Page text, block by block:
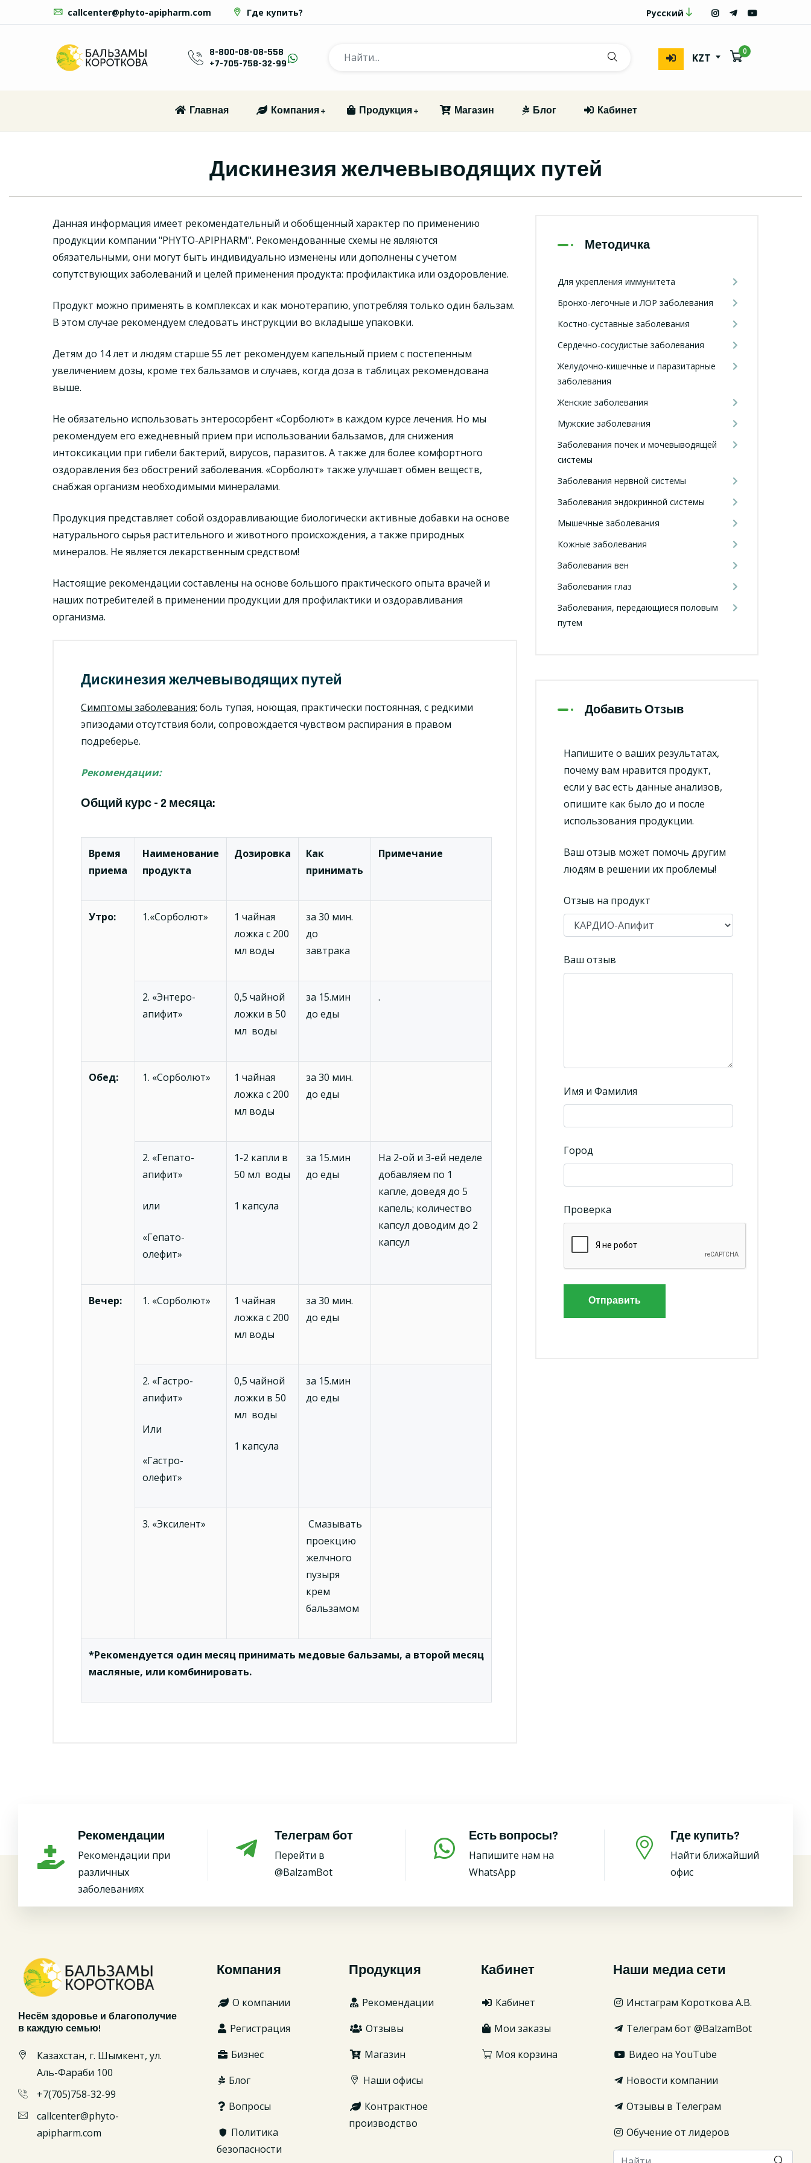
callcenter@phyto-apipharm.com Где купить? Русский
8-800-08-08-558
+7-705-758-32-99
KZT
0
Главная Компания Продукция Магазин Блог Кабинет
Дискинезия желчевыводящих путей
Данная информация имеет рекомендательный и обобщенный характер по применению
продукции компании "PHYTO-APIPHARM". Рекомендованные схемы не являются
обязательными, они могут быть индивидуально изменены или дополнены с учетом
сопутствующих заболеваний и целей применения продукта: профилактика или оздоровление.
Продукт можно применять в комплексах и как монотерапию, употребляя только один бальзам.
В этом случае рекомендуем следовать инструкции во вкладыше упаковки.
Детям до 14 лет и людям старше 55 лет рекомендуем капельный прием с постепенным
увеличением дозы, кроме тех бальзамов и случаев, когда доза в таблицах рекомендована
выше.
Не обязательно использовать энтеросорбент «Сорболют» в каждом курсе лечения. Но мы
рекомендуем его ежедневный прием при использовании бальзамов, для снижения
интоксикации при гибели бактерий, вирусов, паразитов. А также для более комфортного
оздоравления без обострений заболевания. «Сорболют» также улучшает обмен веществ,
снабжая организм необходимыми минералами.
Продукция представляет собой оздоравливающие биологически активные добавки на основе
натурального сырья растительного и животного происхождения, а также природных
минералов. Не является лекарственным средством!
Настоящие рекомендации составлены на основе большого практического опыта врачей и
наших потребителей в применении продукции для профилактики и оздоравливания
организма.
Дискинезия желчевыводящих путей
Симптомы заболевания: боль тупая, ноющая, практически постоянная, с редкими
эпизодами отсутствия боли, сопровождается чувством распирания в правом
подреберье.
Рекомендации:
Общий курс - 2 месяца:
Время
приема
Наименование
продукта
Дозировка
Как
принимать
Примечание
Утро: 1.«Сорболют»
1 чайная
ложка с 200
мл воды
за 30 мин.
до
завтрака
2. «Энтеро-
апифит»
0,5 чайной
ложки в 50
мл воды
за 15.мин
до еды
.
Обед: 1. «Сорболют»
1 чайная
ложка с 200
мл воды
за 30 мин.
до еды
2. «Гепато-
апифит»
или
«Гепато-
олефит»
1-2 капли в
50 мл воды
1 капсула
за 15.мин
до еды
На 2-ой и 3-ей неделе
добавляем по 1
капле, доведя до 5
капель; количество
капсул доводим до 2
капсул
Вечер: 1. «Сорболют»
1 чайная
ложка с 200
мл воды
за 30 мин.
до еды
2. «Гастро-
апифит»
Или
«Гастро-
олефит»
0,5 чайной
ложки в 50
мл воды
1 капсула
за 15.мин
до еды
3. «Эксилент»
Смазывать
проекцию
желчного
пузыря
крем
бальзамом
*Рекомендуется один месяц принимать медовые бальзамы, а второй месяц
масляные, или комбинировать.
Методичка
Для укрепления иммунитета
Бронхо-легочные и ЛОР заболевания
Костно-суставные заболевания
Сердечно-сосудистые заболевания
Желудочно-кишечные и паразитарные
заболевания
Женские заболевания
Мужские заболевания
Заболевания почек и мочевыводящей
системы
Заболевания нервной системы
Заболевания эндокринной системы
Мышечные заболевания
Кожные заболевания
Заболевания вен
Заболевания глаз
Заболевания, передающиеся половым
путем
Добавить Отзыв
Напишите о ваших результатах,
почему вам нравится продукт,
если у вас есть данные анализов,
опишите как было до и после
использования продукции.
Ваш отзыв может помочь другим
людям в решении их проблемы!
Отзыв на продукт
Ваш отзыв
Имя и Фамилия
Город
Проверка
Отправить
Рекомендации
Рекомендации при
различных
заболеваниях
Телеграм бот
Перейти в
@BalzamBot
Есть вопросы?
Напишите нам на
WhatsApp
Где купить?
Найти ближайший
офис
Несём здоровье и благополучие
в каждую семью!
Казахстан, г. Шымкент, ул.
Аль-Фараби 100
+7(705)758-32-99
callcenter@phyto-
apipharm.com
Компания
О компании
Регистрация
Бизнес
Блог
Вопросы
Политика
безопасности
Продукция
Рекомендации
Отзывы
Магазин
Наши офисы
Контрактное
производство
Кабинет
Кабинет
Мои заказы
Моя корзина
Наши медиа сети
Инстаграм Короткова А.В.
Телеграм бот @BalzamBot
Видео на YouTube
Новости компании
Отзывы в Телеграм
Обучение от лидеров